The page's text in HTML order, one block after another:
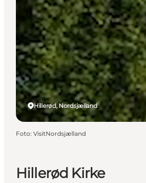
Hillerød Kirke
Hillerød, Nordsjælland
Foto: VisitNordsjælland